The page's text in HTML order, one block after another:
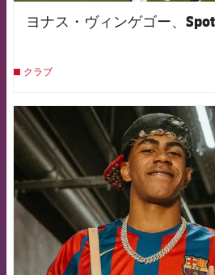
ヨナス・ヴィンゲゴー、
クラブ
FCB